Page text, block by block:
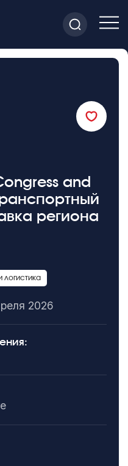
and
региона
логистика
2026